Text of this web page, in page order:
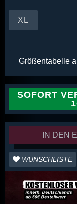
XL
Größentabelle
SOFORT
IN DEN
WUNSCHLISTE